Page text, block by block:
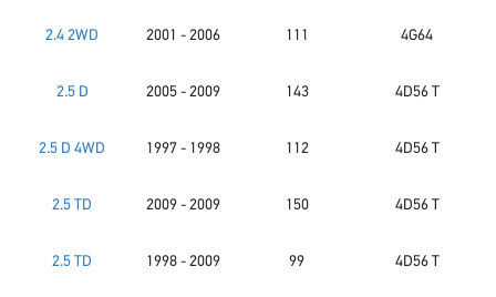
2.4 2WD 2001 - 2006 111 4G64
2.5 D 2005 - 2009 143 4D56 T
2.5 D 4WD 1997 - 1998 112 4D56 T
2.5 TD 2009 - 2009 150 4D56 T
2.5 TD 1998 - 2009 99 4D56 T